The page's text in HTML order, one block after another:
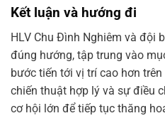
Kết luận và hướng đi
HLV Chu Đình Nghiêm và đội
đúng hướng, tập trung vào
bước tiến tới vị trí cao hơn
chiến thuật hợp lý và sự điều
cơ hội lớn để tiếp tục thăng